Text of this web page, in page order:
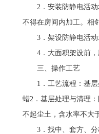
2．安装防静电活动
不得在房间内加工。相
3．架设防静电活动地
4．大面积架设前，
三、操作工艺
1．工艺流程：基层
蜡2．基层处理与清理
不起尘土，含水率不大
3．找中、套方、分格